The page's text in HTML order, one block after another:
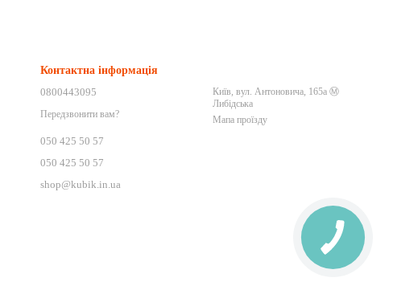
Контактна інформація
0800443095
Передзвонити вам?
050 425 50 57
050 425 50 57
shop@kubik.in.ua
Київ, вул. Антоновича, 165а Ⓜ️
Либідська
Мапа проїзду